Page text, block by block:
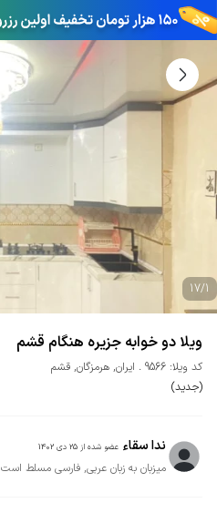
17/1
ویلا دو خوابه جزیره هنگام قشم
کد ویلا: 9566 ایران, هرمزگان, قشم
(جدید)
ندا سقاء عضو شده از 25 دی 1402
میزبان به زبان عربی, فارسی مسلط است